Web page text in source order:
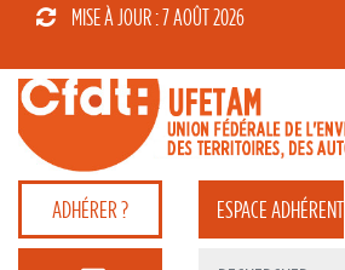
MISE À JOUR : 7 AOÛT 2026
ADHÉRER ? ESPACEADHÉRENT